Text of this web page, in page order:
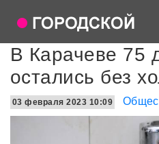
В Карачеве 75
остались без
03 февраля 2023 10:09